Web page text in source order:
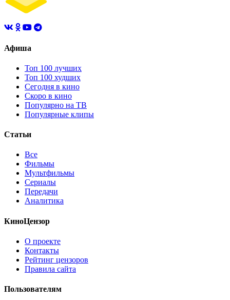
Афиша
Топ 100 лучших
Топ 100 худших
Сегодня в кино
Скоро в кино
Популярно на ТВ
Популярные клипы
Статьи
Все
Фильмы
Мультфильмы
Сериалы
Передачи
Аналитика
КиноЦензор
О проекте
Контакты
Рейтинг цензоров
Правила сайта
Пользователям